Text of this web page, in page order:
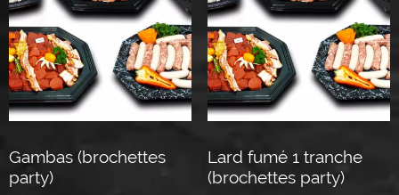
Gambas (brochettes
party)
Lard fumé 1 tranche
(brochettes party)